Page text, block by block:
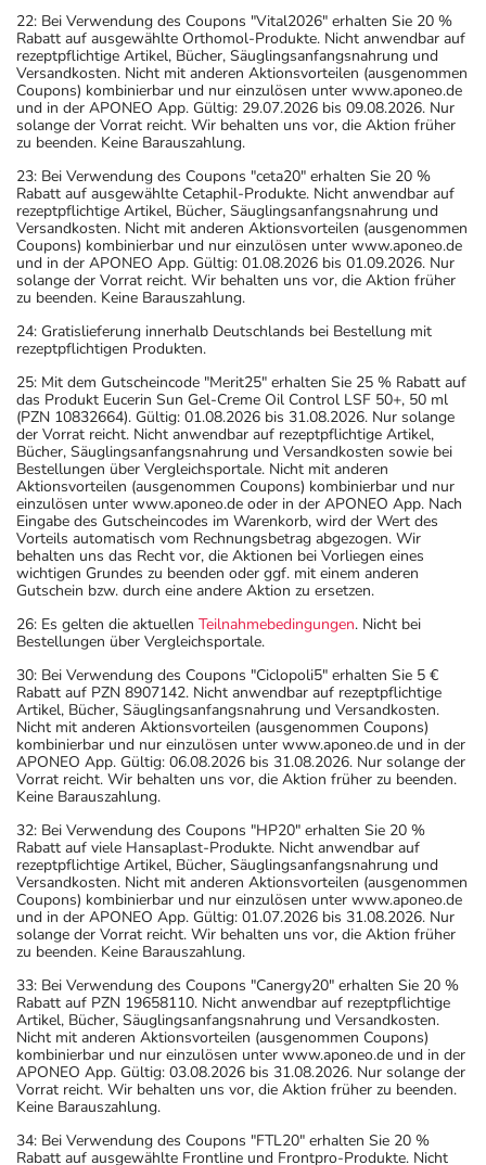
22: Bei Verwendung des Coupons "Vital2026" erhalten Sie 20 %
Rabatt auf ausgewählte Orthomol-Produkte. Nicht anwendbar auf
rezeptpflichtige Artikel, Bücher, Säuglingsanfangsnahrung und
Versandkosten. Nicht mit anderen Aktionsvorteilen (ausgenommen
Coupons) kombinierbar und nur einzulösen unter www.aponeo.de
und in der APONEO App. Gültig: 29.07.2026 bis 09.08.2026. Nur
solange der Vorrat reicht. Wir behalten uns vor, die Aktion früher
zu beenden. Keine Barauszahlung.
23: Bei Verwendung des Coupons "ceta20" erhalten Sie 20 %
Rabatt auf ausgewählte Cetaphil-Produkte. Nicht anwendbar auf
rezeptpflichtige Artikel, Bücher, Säuglingsanfangsnahrung und
Versandkosten. Nicht mit anderen Aktionsvorteilen (ausgenommen
Coupons) kombinierbar und nur einzulösen unter www.aponeo.de
und in der APONEO App. Gültig: 01.08.2026 bis 01.09.2026. Nur
solange der Vorrat reicht. Wir behalten uns vor, die Aktion früher
zu beenden. Keine Barauszahlung.
24: Gratislieferung innerhalb Deutschlands bei Bestellung mit
rezeptpflichtigen Produkten.
25: Mit dem Gutscheincode "Merit25" erhalten Sie 25 % Rabatt auf
das Produkt Eucerin Sun Gel-Creme Oil Control LSF 50+, 50 ml
(PZN 10832664). Gültig: 01.08.2026 bis 31.08.2026. Nur solange
der Vorrat reicht. Nicht anwendbar auf rezeptpflichtige Artikel,
Bücher, Säuglingsanfangsnahrung und Versandkosten sowie bei
Bestellungen über Vergleichsportale. Nicht mit anderen
Aktionsvorteilen (ausgenommen Coupons) kombinierbar und nur
einzulösen unter www.aponeo.de oder in der APONEO App. Nach
Eingabe des Gutscheincodes im Warenkorb, wird der Wert des
Vorteils automatisch vom Rechnungsbetrag abgezogen. Wir
behalten uns das Recht vor, die Aktionen bei Vorliegen eines
wichtigen Grundes zu beenden oder ggf. mit einem anderen
Gutschein bzw. durch eine andere Aktion zu ersetzen.
26: Es gelten die aktuellen Teilnahmebedingungen. Nicht bei
Bestellungen über Vergleichsportale.
30: Bei Verwendung des Coupons "Ciclopoli5" erhalten Sie 5 €
Rabatt auf PZN 8907142. Nicht anwendbar auf rezeptpflichtige
Artikel, Bücher, Säuglingsanfangsnahrung und Versandkosten.
Nicht mit anderen Aktionsvorteilen (ausgenommen Coupons)
kombinierbar und nur einzulösen unter www.aponeo.de und in der
APONEO App. Gültig: 06.08.2026 bis 31.08.2026. Nur solange der
Vorrat reicht. Wir behalten uns vor, die Aktion früher zu beenden.
Keine Barauszahlung.
32: Bei Verwendung des Coupons "HP20" erhalten Sie 20 %
Rabatt auf viele Hansaplast-Produkte. Nicht anwendbar auf
rezeptpflichtige Artikel, Bücher, Säuglingsanfangsnahrung und
Versandkosten. Nicht mit anderen Aktionsvorteilen (ausgenommen
Coupons) kombinierbar und nur einzulösen unter www.aponeo.de
und in der APONEO App. Gültig: 01.07.2026 bis 31.08.2026. Nur
solange der Vorrat reicht. Wir behalten uns vor, die Aktion früher
zu beenden. Keine Barauszahlung.
33: Bei Verwendung des Coupons "Canergy20" erhalten Sie 20 %
Rabatt auf PZN 19658110. Nicht anwendbar auf rezeptpflichtige
Artikel, Bücher, Säuglingsanfangsnahrung und Versandkosten.
Nicht mit anderen Aktionsvorteilen (ausgenommen Coupons)
kombinierbar und nur einzulösen unter www.aponeo.de und in der
APONEO App. Gültig: 03.08.2026 bis 31.08.2026. Nur solange der
Vorrat reicht. Wir behalten uns vor, die Aktion früher zu beenden.
Keine Barauszahlung.
34: Bei Verwendung des Coupons "FTL20" erhalten Sie 20 %
Rabatt auf ausgewählte Frontline und Frontpro-Produkte. Nicht